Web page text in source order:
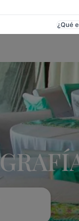
Y Eventos
¿Qué